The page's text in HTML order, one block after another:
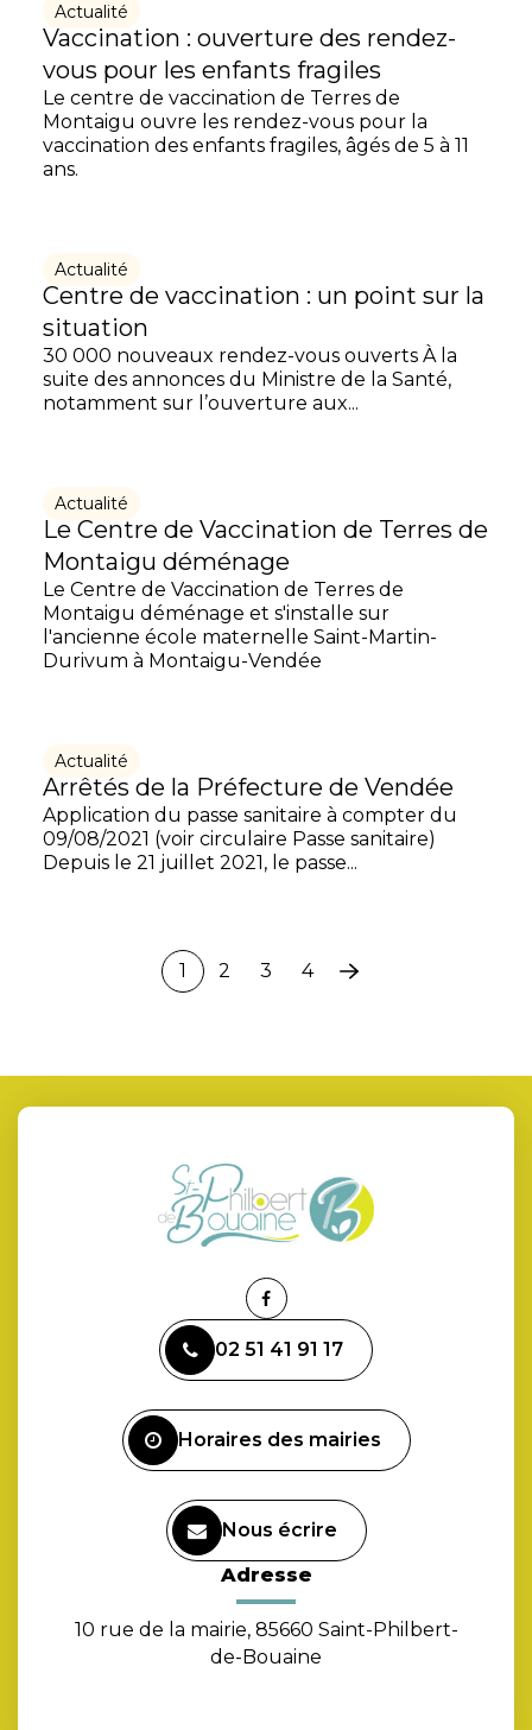
Actualité
Vaccination : ouverture des rendez-
vous pour les enfants fragiles
Le centre de vaccination de Terres de
Montaigu ouvre les rendez-vous pour la
vaccination des enfants fragiles, âgés de 5 à 11
ans.
Actualité
Centre de vaccination : un point sur la
situation
30 000 nouveaux rendez-vous ouverts À la
suite des annonces du Ministre de la Santé,
notamment sur l’ouverture aux...
Actualité
Le Centre de Vaccination de Terres de
Montaigu déménage
Le Centre de Vaccination de Terres de
Montaigu déménage et s'installe sur
l'ancienne école maternelle Saint-Martin-
Durivum à Montaigu-Vendée
Actualité
Arrêtés de la Préfecture de Vendée
Application du passe sanitaire à compter du
09/08/2021 (voir circulaire Passe sanitaire)
Depuis le 21 juillet 2021, le passe...
1 2 3 4
Page
Lien
le
compte
02 51 41 91 17
Horaires des mairies
Nous écrire
Adresse
10 rue de la mairie, 85660 Saint-Philbert-
de-Bouaine